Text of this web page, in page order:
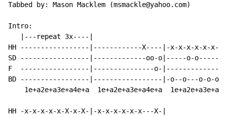
Tabbed by: Mason Macklem (msmackle@yahoo.com)
Intro:
   |---repeat 3x----|
HH -----------------|------------X----|-x-x-x-x-x-x-x-
SD -----------------|-------------oo-o|-----o-o-----o-
F  -----------------|---------------o-
BD -----------------|-----------------|-o--o---o-o-
1e+a2e+a3e+a4e+a  1e+a2e+a3e+a4e+a
HH -x-x-x-x-x-X-x-X-|-x-x-x-x-x-x---X-|